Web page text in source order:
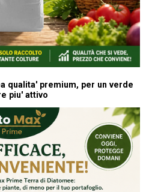
qualita' premium, per un verde
piu' attivo